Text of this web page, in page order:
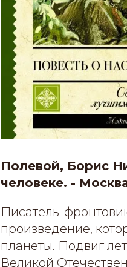
Полевой, Борис
человеке. -
Писатель-
произведение,
планеты. Подвиг
Великой